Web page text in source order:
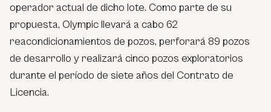
operador actual de dicho lote. Como parte de su
propuesta, Olympic llevará a cabo 62
reacondicionamientos de pozos, perforará 89 pozos
de desarrollo y realizará cinco pozos exploratorios
durante el período de siete años del Contrato de
Licencia.